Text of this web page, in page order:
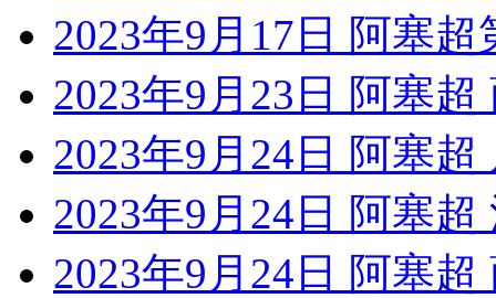
2023年9月17日 阿塞
2023年9月23日 阿塞
2023年9月24日 阿塞
2023年9月24日 阿塞
2023年9月24日 阿塞